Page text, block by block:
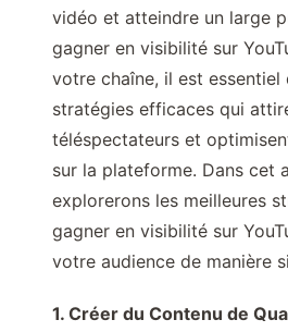
vidéo et atteindre un large
gagner en visibilité sur
votre chaîne, il est essentiel
stratégies efficaces qui
téléspectateurs et
sur la plateforme. Dans cet
explorerons les meilleures
gagner en visibilité sur
votre audience de manière
1. Créer du Contenu de